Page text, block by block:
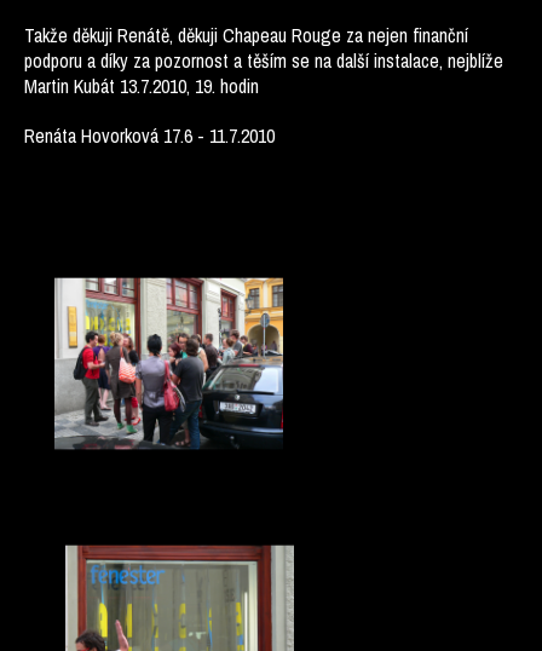
Takže děkuji Renátě, děkuji Chapeau Rouge za nejen finanční
podporu a díky za pozornost a těším se na další instalace, nejblíže
Martin Kubát 13.7.2010, 19. hodin
Renáta Hovorková 17.6 - 11.7.2010